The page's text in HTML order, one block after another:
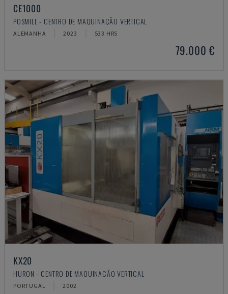
CE1000
POSMILL - CENTRO DE MAQUINAÇÃO VERTICAL
ALEMANHA 2023 533 HRS
79.000 €
KX20
HURON - CENTRO DE MAQUINAÇÃO VERTICAL
PORTUGAL 2002